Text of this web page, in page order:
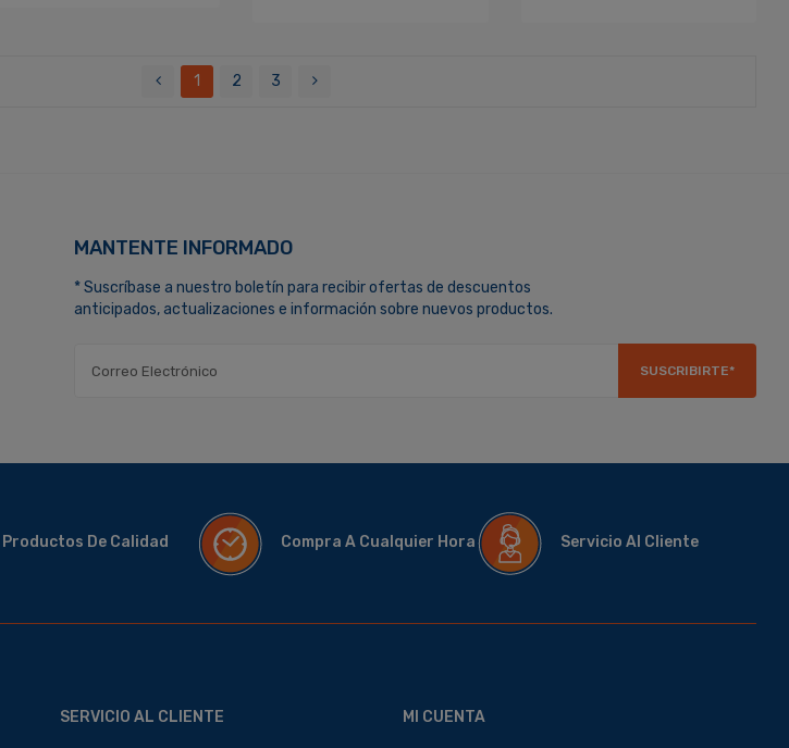
1 2 3
MANTENTE INFORMADO
* Suscríbase a nuestro boletín para recibir ofertas de descuentos
anticipados, actualizaciones e información sobre nuevos productos.
SUSCRIBIRTE*
Productos De Calidad Compra A Cualquier Hora Servicio Al Cliente
SERVICIO AL CLIENTE MI CUENTA